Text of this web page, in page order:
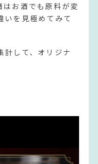
お酒でも原料が変
いを見極めてみて
計して、オリジナ